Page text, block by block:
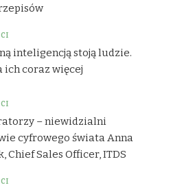
inteligencją stoją ludzie.
ich coraz więcej
– niewidzialni
cyfrowego świata Anna
Chief Sales Officer, ITDS